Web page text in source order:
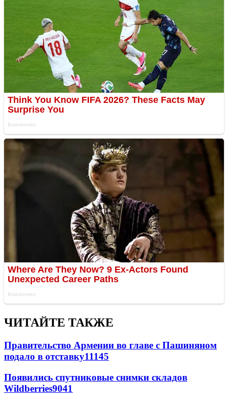
ЧИТАЙТЕ ТАКЖЕ
Правительство Армении во главе с Пашиняном
подало в отставку11145
Появились спутниковые снимки складов
Wildberries9041